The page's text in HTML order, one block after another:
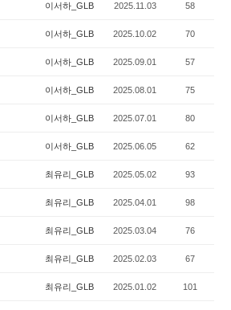
이서하_GLB 2025.11.03 58
이서하_GLB 2025.10.02 70
이서하_GLB 2025.09.01 57
이서하_GLB 2025.08.01 75
이서하_GLB 2025.07.01 80
이서하_GLB 2025.06.05 62
최유리_GLB 2025.05.02 93
최유리_GLB 2025.04.01 98
최유리_GLB 2025.03.04 76
최유리_GLB 2025.02.03 67
최유리_GLB 2025.01.02 101